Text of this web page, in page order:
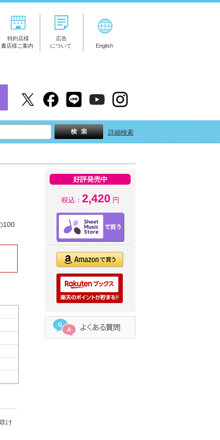
特約店様
書店様ご案内
広告
について
English
詳細検索
100
け
好評発売中
税込： 2,420 円